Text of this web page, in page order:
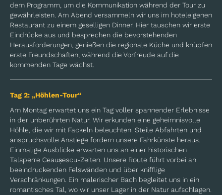
dem Programm, um die Kommunikation während der Tour zu
gewährleisten. Am Abend versammeln wir uns im hoteleigenen
Restaurant zu einem geselligen Dinner. Hier tauschen wir erste
Eindrücke aus und besprechen die bevorstehenden
Herausforderungen, genießen die regionale Küche und knüpfen
erste Freundschaften, während die Vorfreude auf die
kommenden Tage wächst.
Tag 2: „Höhlen-Tour“
Am Montag erwartet uns ein Tag voller spannender Erlebnisse
in der unberührten Natur. Wir erkunden eine geheimnisvolle
Höhle, die wir mit Fackeln beleuchten. Steile Abfahrten und
anspruchsvolle Anstiege fordern unsere Fahrkünste heraus.
Einmalige Ausblicke erwarten uns an einer historischen
Talsperre Ceaușescu-Zeiten. Unsere Route führt vorbei an
beeindruckenden Felswänden und über knifflige
Verschränkungen. Ein malerischer Bach begleitet uns in ein
romantisches Tal, wo wir unser Lager in der Natur aufschlagen.